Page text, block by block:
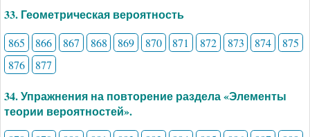
33. Геометрическая вероятность
865 866 867 868 869 870 871 872 873 874
875
876
877
34. Упражнения на повторение раздела «Элементы
теории вероятностей».